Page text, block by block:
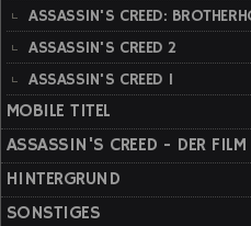
ASSASSIN'S CREED:
ASSASSIN'S CREED 2
ASSASSIN'S CREED 1
MOBILE TITEL
ASSASSIN'S CREED - DER FILM
HINTERGRUND
SONSTIGES